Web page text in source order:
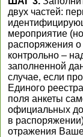
двух частей:
мероприятие
распоряжения
контрольно –
заполненной
случае, если
Единого
поля анкеты
официальных
в
отражения